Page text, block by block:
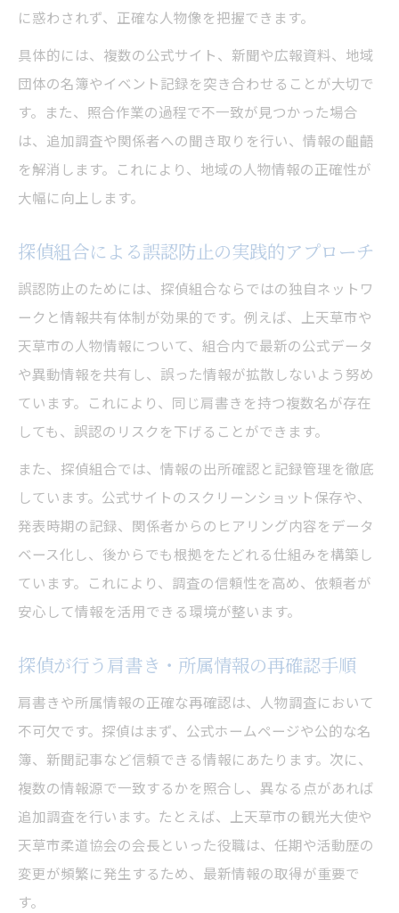
に惑わされず、正確な人物像を把握できます。
具体的には、複数の公式サイト、新聞や広報資料、地域
団体の名簿やイベント記録を突き合わせることが大切で
す。また、照合作業の過程で不一致が見つかった場合
は、追加調査や関係者への聞き取りを行い、情報の齟齬
を解消します。これにより、地域の人物情報の正確性が
大幅に向上します。
探偵組合による誤認防止の実践的アプローチ
誤認防止のためには、探偵組合ならではの独自ネットワ
ークと情報共有体制が効果的です。例えば、上天草市や
天草市の人物情報について、組合内で最新の公式データ
や異動情報を共有し、誤った情報が拡散しないよう努め
ています。これにより、同じ肩書きを持つ複数名が存在
しても、誤認のリスクを下げることができます。
また、探偵組合では、情報の出所確認と記録管理を徹底
しています。公式サイトのスクリーンショット保存や、
発表時期の記録、関係者からのヒアリング内容をデータ
ベース化し、後からでも根拠をたどれる仕組みを構築し
ています。これにより、調査の信頼性を高め、依頼者が
安心して情報を活用できる環境が整います。
探偵が行う肩書き・所属情報の再確認手順
肩書きや所属情報の正確な再確認は、人物調査において
不可欠です。探偵はまず、公式ホームページや公的な名
簿、新聞記事など信頼できる情報にあたります。次に、
複数の情報源で一致するかを照合し、異なる点があれば
追加調査を行います。たとえば、上天草市の観光大使や
天草市柔道協会の会長といった役職は、任期や活動歴の
変更が頻繁に発生するため、最新情報の取得が重要で
す。